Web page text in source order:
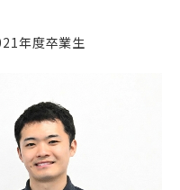
年度卒業生